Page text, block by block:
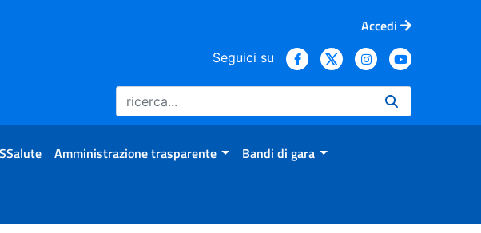
Accedi
Seguici su
Amministrazione trasparente Bandi di gara